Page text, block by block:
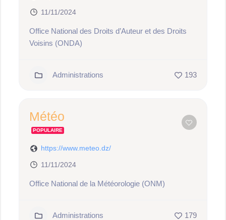
11/11/2024
Office National des Droits d’Auteur et des Droits
Voisins (ONDA)
Administrations 193
Météo
POPULAIRE
https://www.meteo.dz/
11/11/2024
Office National de la Météorologie (ONM)
Administrations 179